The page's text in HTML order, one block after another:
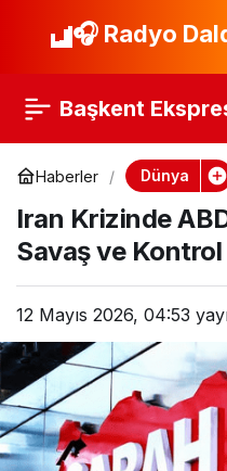
🎧 Radyo
Başkent
Haberler Dünya
Iran Krizinde
Savaş ve Kontrol
12 Mayıs 2026, 04:53
Nijerya’da Lassa
Devam Ediyor!